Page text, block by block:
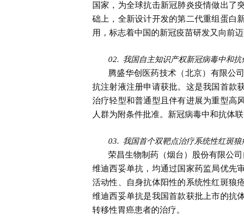
国家，为全球抗击新冠肺炎疫情做出了
础上，全新设计开发的第二代重组蛋白
用，标志着中国的新冠疫苗研发又向前迈
02. 我国自主知识产权新冠病毒中和
腾盛华创医药技术（北京）有限公
抗注射液注册申请获批。这是我国首款
治疗轻型和普通型且伴有进展为重型高
人群为附条件批准。新冠病毒中和抗体
03. 我国首个双靶点治疗系统性红斑
荣昌生物制药（烟台）股份有限公
维迪西妥单抗，均通过国家药监局优先
活动性、自身抗体阳性的系统性红斑狼
维迪西妥单抗是我国首款获批上市的抗
转移性胃癌患者的治疗。